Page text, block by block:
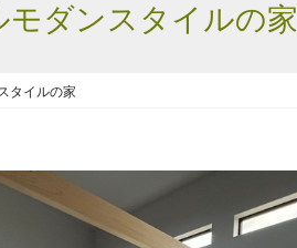
ダンスタイルの家
タイルの家